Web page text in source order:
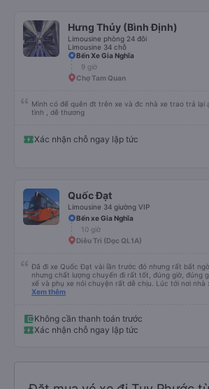
Hưng Thủy (Bình Định)
Limousine phòng 24 đôi
Limousine 34 chỗ
Bến Xe Gia Nghĩa
9 giờ
Chợ Tam Quan
Mình có để quên đt trên xe và đc nhà xe trao trả lại
tình , dễ thương
Xác nhận chỗ ngay lập tức
Quốc Đạt
Limousine 34 giường VIP
Bến xe Gia Nghĩa
10 giờ
Diêu Trì (Dọc QL1A)
Đã đi xe Quốc Đạt vài lần trước đó nhưng rất bất
nhưng chất lượng chuyến đi rất tốt, đúng giờ, đúng
xế và phụ xe nói chuyện rất dễ chịu. Lúc tới nơi nhà
chuyển tới tận nhà. 10đ cho nhà xe, hy vọng nhà xe
Xem thêm
Không cần thanh toán trước
Xác nhận chỗ ngay lập tức